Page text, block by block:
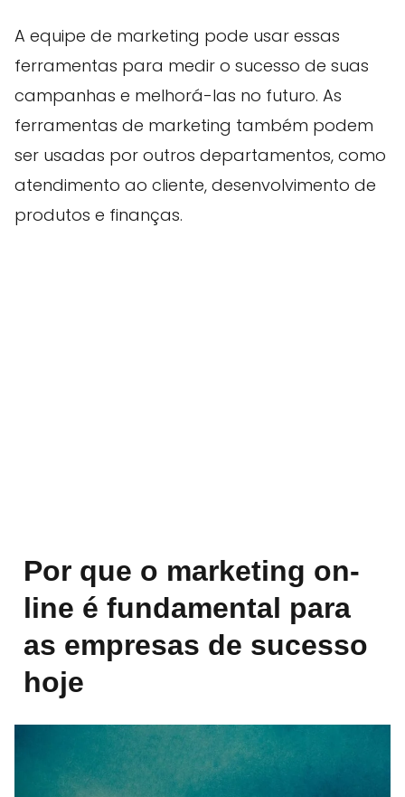
A equipe de marketing pode usar essas
ferramentas para medir o sucesso de suas
campanhas e melhorá-las no futuro. As
ferramentas de marketing também podem
ser usadas por outros departamentos, como
atendimento ao cliente, desenvolvimento de
produtos e finanças.
Por que o marketing on-
line é fundamental para
as empresas de sucesso
hoje